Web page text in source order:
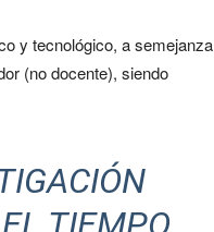
y tecnológico, a semejanza
(no docente), siendo